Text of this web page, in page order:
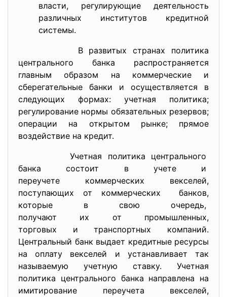
власти, регулирующие деятельность
различных институтов кредитной
системы.
В развитых странах политика
центрального банка распространяется
главным образом на коммерческие и
сберегательные банки и осуществляется в
следующих формах: учетная политика;
регулирование нормы обязательных резервов;
операции на открытом рынке; прямое
воздействие на кредит.
Учетная политика центрального
банка состоит в учете и
переучете коммерческих векселей,
поступающих от коммерческих банков,
которые в свою очередь,
получают их от промышленных,
торговых и транспортных компаний.
Центральный банк выдает кредитные ресурсы
на оплату векселей и устанавливает так
называемую учетную ставку. Учетная
политика центрального банка направлена на
имитирование переучета векселей,